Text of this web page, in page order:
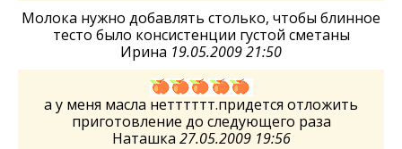
Молока нужно добавлять столько, чтобы блинное
тесто было консистенции густой сметаны
Ирина 19.05.2009 21:50
а у меня масла нетттттт.придется отложить
приготовление до следующего раза
Наташка 27.05.2009 19:56